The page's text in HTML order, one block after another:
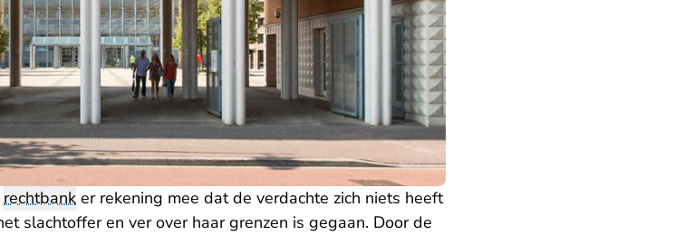
rechtbank er rekening mee dat de verdachte zich niets heeft
slachtoffer en ver over haar grenzen is gegaan. Door de